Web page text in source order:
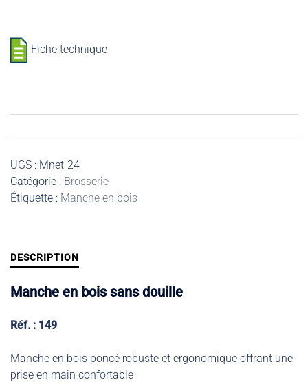
Fiche technique
UGS : Mnet-24
Catégorie : Brosserie
Étiquette : Manche en bois
DESCRIPTION
Manche en bois sans douille
Réf. : 149
Manche en bois poncé robuste et ergonomique offrant une
prise en main confortable